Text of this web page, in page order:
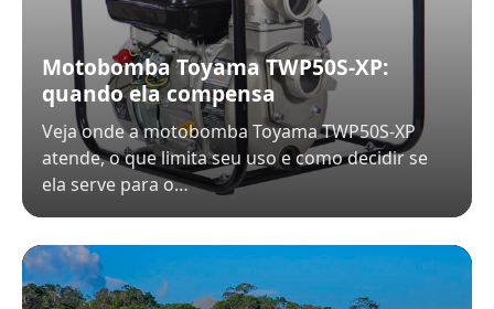
Motobomba Toyama TWP50S-XP:
quando ela compensa
Veja onde a motobomba Toyama TWP50S-XP
atende, o que limita seu uso e como decidir se
ela serve para o…